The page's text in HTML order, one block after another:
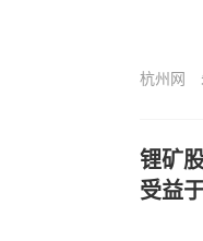
杭州网
锂矿
受益